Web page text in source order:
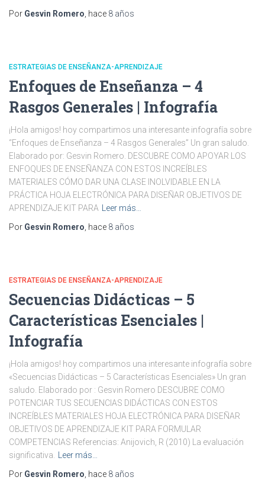
Por Gesvin Romero , hace 8 años
ESTRATEGIAS DE ENSEÑANZA-APRENDIZAJE
Enfoques de Enseñanza – 4
Rasgos Generales | Infografía
¡Hola amigos! hoy compartimos una interesante infografía sobre
“Enfoques de Enseñanza – 4 Rasgos Generales” Un gran saludo.
Elaborado por: Gesvin Romero. DESCUBRE COMO APOYAR LOS
ENFOQUES DE ENSEÑANZA CON ESTOS INCREÍBLES
MATERIALES CÓMO DAR UNA CLASE INOLVIDABLE EN LA
PRÁCTICA HOJA ELECTRÓNICA PARA DISEÑAR OBJETIVOS DE
APRENDIZAJE KIT PARA
Leer más…
Por Gesvin Romero , hace 8 años
ESTRATEGIAS DE ENSEÑANZA-APRENDIZAJE
Secuencias Didácticas – 5
Características Esenciales |
Infografía
¡Hola amigos! hoy compartimos una interesante infografía sobre
«Secuencias Didácticas – 5 Características Esenciales» Un gran
saludo. Elaborado por : Gesvin Romero DESCUBRE COMO
POTENCIAR TUS SECUENCIAS DIDÁCTICAS CON ESTOS
INCREÍBLES MATERIALES HOJA ELECTRÓNICA PARA DISEÑAR
OBJETIVOS DE APRENDIZAJE KIT PARA FORMULAR
COMPETENCIAS Referencias: Anijovich, R (2010) La evaluación
significativa.
Leer más…
Por Gesvin Romero , hace 8 años